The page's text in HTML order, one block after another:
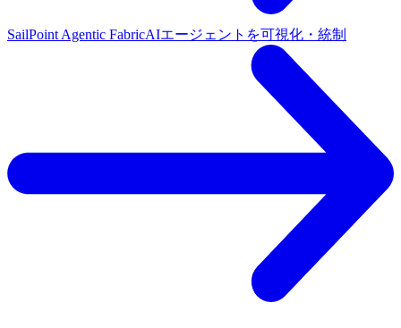
SailPoint Agentic FabricAIエージェントを可視化・統制